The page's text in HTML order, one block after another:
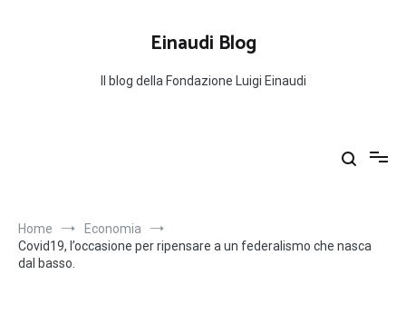
Einaudi Blog
Il blog della Fondazione Luigi Einaudi
Home
Economia
Covid19, l’occasione per ripensare a un federalismo che nasca
dal basso.